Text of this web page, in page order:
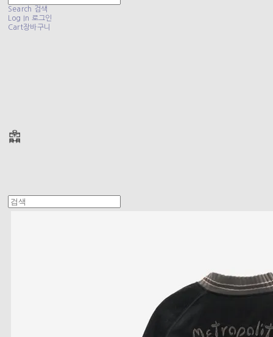
Search 검색
Log In 로그인
Cart장바구니